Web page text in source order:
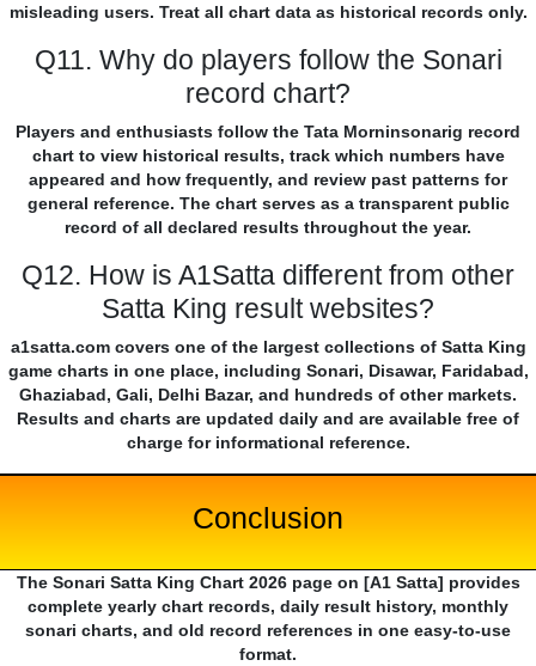
misleading users. Treat all chart data as historical records only.
Q11. Why do players follow the Sonari
record chart?
Players and enthusiasts follow the Tata Morninsonarig record
chart to view historical results, track which numbers have
appeared and how frequently, and review past patterns for
general reference. The chart serves as a transparent public
record of all declared results throughout the year.
Q12. How is A1Satta different from other
Satta King result websites?
a1satta.com covers one of the largest collections of Satta King
game charts in one place, including Sonari, Disawar, Faridabad,
Ghaziabad, Gali, Delhi Bazar, and hundreds of other markets.
Results and charts are updated daily and are available free of
charge for informational reference.
Conclusion
The Sonari Satta King Chart 2026 page on [A1 Satta] provides
complete yearly chart records, daily result history, monthly
sonari charts, and old record references in one easy-to-use
format.